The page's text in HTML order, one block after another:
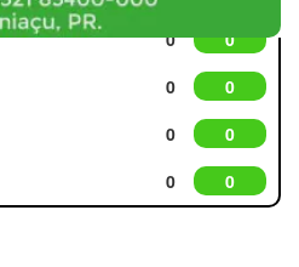
0 0
0 0
0 0
0 0